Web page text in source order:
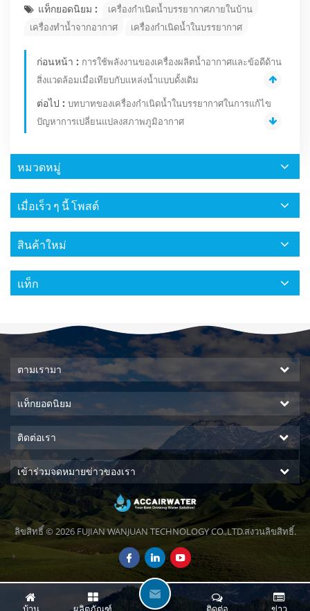
แท็กยอดนิยม :
เครื่องกำเนิดน้ำบรรยากาศภายในบ้าน
เครื่องทำน้ำจากอากาศ
เครื่องกำเนิดน้ำในบรรยากาศ
ก่อนหน้า : การใช้พลังงานของเครื่องผลิตน้ำอากาศและข้อดีด้าน
สิ่งแวดล้อมเมื่อเทียบกับแหล่งน้ำแบบดั้งเดิม
ต่อไป : บทบาทของเครื่องกำเนิดน้ำในบรรยากาศในการแก้ไข
ปัญหาการเปลี่ยนแปลงสภาพภูมิอากาศ
หมวดหมู่
เมื่อเร็ว ๆ นี้ โพสต์
สินค้าใหม่
แท็ก
ตามเรามา
แท็กยอดนิยม
ติดต่อเรา
เข้าร่วมจดหมายข่าวของเรา
ลิขสิทธิ์ © 2026 FUJIAN WANJUAN TECHNOLOGY CO.,LTD.สงวนลิขสิทธิ์.